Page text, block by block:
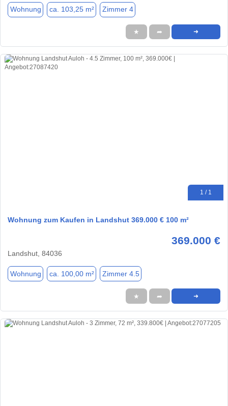
Wohnung ca. 103,25 m² Zimmer 4
★ ➦ ➜
1 / 1
Wohnung zum Kaufen in Landshut 369.000 € 100 m²
369.000 €
Landshut, 84036
Wohnung ca. 100,00 m² Zimmer 4.5
★ ➦ ➜